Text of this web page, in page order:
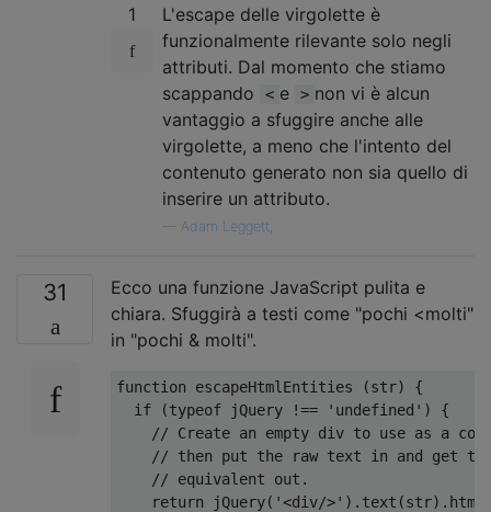
1
L'escape delle virgolette è
funzionalmente rilevante solo negli
attributi. Dal momento che stiamo
scappando
< e > non vi è alcun
vantaggio a sfuggire anche alle
virgolette, a meno che l'intento del
contenuto generato non sia quello di
inserire un attributo.
Adam Leggett,
31
Ecco una funzione JavaScript pulita e
chiara. Sfuggirà a testi come "pochi <molti"
in "pochi & molti".
function escapeHtmlEntities (str)
{
if
(typeof jQuery !== 'undefined' )
{
// Create an empty div to use as a
// then put the raw text in and get the
// equivalent out.
return jQuery( '<div/>' ). text (str). html